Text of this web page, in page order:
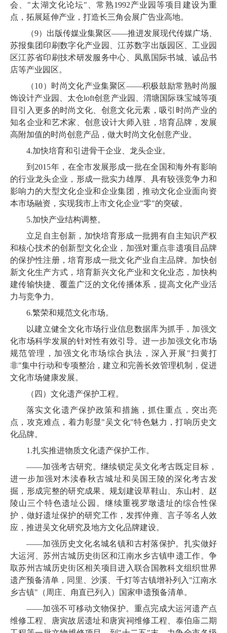
会、"太湖文化论坛"、常熟1992产业园等项目建设为重
点，拓展延伸产业，打造长三角会展广告业高地。
（9）出版传媒业集聚区——推进发展现代传媒广场、
苏报集团印刷数字化产业园、江苏数字出版园区、工业园
区江苏省印刷技术研发服务中心、凤凰国际书城、诚品书
店等产业园区。
（10）时尚文化产业集聚区——积极鼓励常熟时尚服
饰设计产业园、太仓loft创意产业园、渭塘国际珠宝城等项
目引入更多的时尚文化、创意文化元素，吸引时尚产业的
知名企业和艺术家、创意设计大师入驻，培育品牌，发展
高附加值的时尚创意产品，做大时尚文化创意产业。
4.加快培育和引进骨干企业、龙头企业。
到 2015年，在全市发展形成一批在全国和海外有影响
的行业龙头企业，形成一批实力雄厚、具有较强竞争力和
影响力的大型文化企业和企业集团，推动文化企业面向资
本市场融资，实现我市上市文化企业"零"的突破。
5.加快产业结构调整。
立足自主创新，加快培育形成一批拥有自主知识产权
和核心技术的创新型文化企业，加强对重点非遗项目品牌
的保护性注册，培育形成一批文化产业自主品牌。加快创
新文化生产方式，培育新兴文化产业和文化业态，加快构
建传输快捷、覆盖广泛的文化传播体系，提高文化产业活
力与竞争力。
6.繁荣和规范文化市场。
以建立健全文化市场行业信息数据库为抓手，加强文
化市场科学发展的针对性有效引导。进一步加强文化市场
规范管理， 加强文化市场综合执法， 深入开展"扫黄打
非"集中行动和专项整治，建立和完善长效管理机制，促进
文化市场健康发展。
（四）文化遗产保护工程。
落实文化遗产保护政策和措施， 抓住重点，突出亮
点，攻克难点，着力彰显"吴文化"特色魅力，打响历史文
化品牌。
1.扎实推进物质文化遗产保护工作。
——加强考古研究。继续锁定吴文化考古既定目标，
进一步加强对木渎春秋古城址和吴国王陵的深化考古发
掘，形成完整的研究成果。规划建设草鞋山、东山村、赵
陵山三个特色遗址公园。继续重视罗墩遗址的综合性保
护，做好遗址保护的研究工作，发挥仲雍、言子等名人效
应，推进吴文化研究及地方文化品牌建设。
——加强历史文化名城名镇和古村落保护。扎实做好
大运河、苏州古城历史街区和江南水乡古镇申遗工作。争
取苏州古城历史街区相关项目进入联合国教科文组织世界
遗产预备清单，同里、沙溪、千灯等古镇增补列入"江南水
乡古镇"（周庄、
甪直已列入）国家申遗预备清单。
——加强不可移动文物保护。重点完成大运河遗产点
维修工程、唐寅故居遗址和唐寅祠维修工程、泰伯庙二期